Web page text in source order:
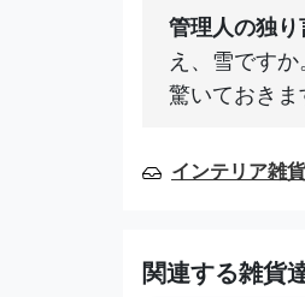
管理人の独り
え、雪です
驚いておきま
インテリア雑貨
関連する雑貨